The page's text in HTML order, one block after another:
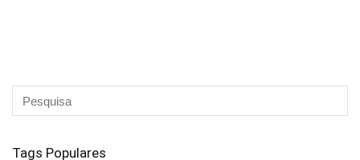
Tags Populares